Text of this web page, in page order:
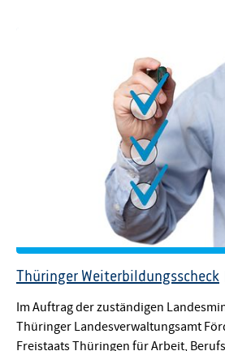
Thüringer Weiterbildungsscheck
Im Auftrag der zuständigen
Thüringer Landesverwaltungsamt
Freistaats Thüringen für Arbeit,